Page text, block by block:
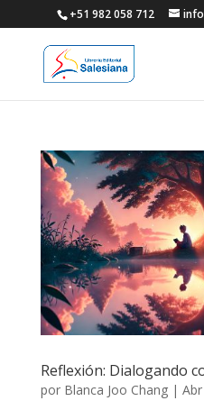
+51 982 058 712
Reflexión: Dialogando
por Blanca Joo Chang|